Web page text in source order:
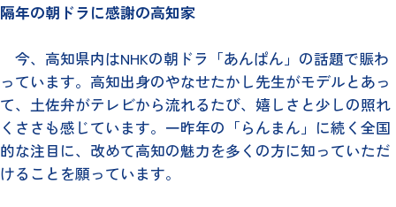
隔年の朝ドラに感謝の高知家
今、高知県内はNHKの朝ドラ「あんぱん」の話題で賑わ
っています。高知出身のやなせたかし先生がモデルとあっ
て、土佐弁がテレビから流れるたび、嬉しさと少しの照れ
くささも感じています。一昨年の「らんまん」に続く全国
的な注目に、改めて高知の魅力を多くの方に知っていただ
けることを願っています。